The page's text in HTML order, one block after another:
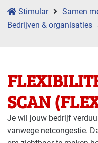
Stimular
Samen
Bedrijven & organisaties
SCAN
Je wil jouw bedrijf
vanwege netcongestie.